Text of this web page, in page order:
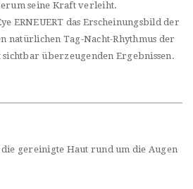
seine Kraft verleiht.
ERNEUERT das Erscheinungsbild der
natürlichen Tag-Nacht-Rhythmus der
überzeugenden Ergebnissen.
gereinigte Haut rund um die Augen